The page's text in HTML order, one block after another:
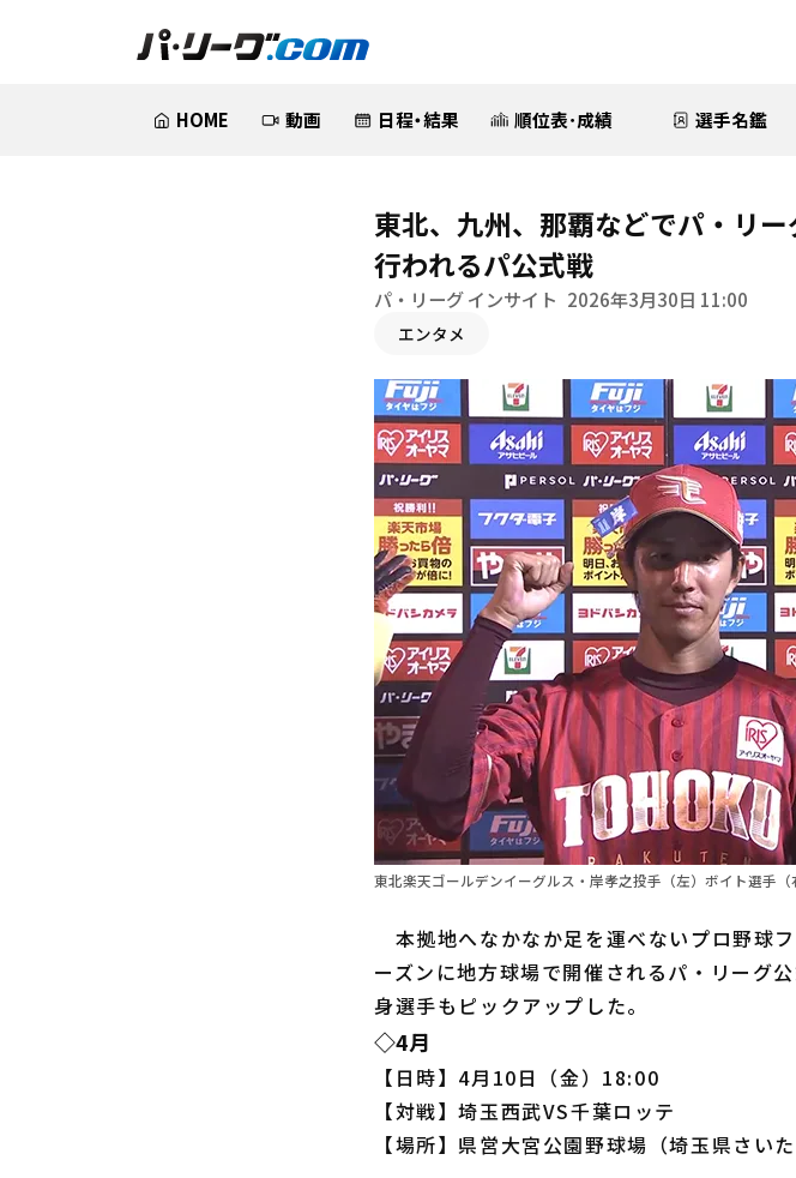
HOME 動画 日程・結果 順位表･成績 選手名鑑
東北、九州、那覇などでパ・リ
行われるパ公式戦
パ・リーグ インサイト 2026年3月30日 11:00
エンタメ
東北楽天ゴールデンイーグルス・岸孝之投手（左）ボイト選手
本拠地へなかなか足を運べないプロ野球
ーズンに地方球場で開催されるパ・リーグ
身選手もピックアップした。
◇4月
【日時】4月10日（金）18:00
【対戦】埼玉西武VS千葉ロッテ
【場所】県営大宮公園野球場（埼玉県さいた